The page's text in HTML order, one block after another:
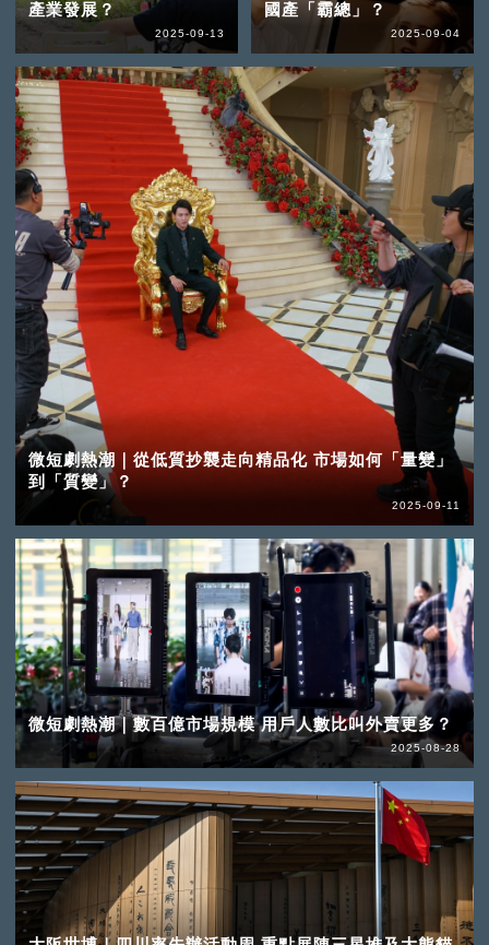
產業發展？
2025-09-13
微短劇熱潮｜從低質抄襲走向精品化 市場如何「量變」
到「質變」？
2025-09-11
國產「霸總」？
2025-09-04
微短劇熱潮｜數百億市場規模 用戶人數比叫外賣更多？
2025-08-28